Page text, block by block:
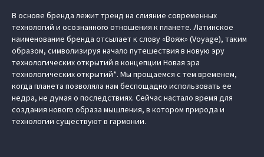
В основе бренда лежит тренд на слияние современных
технологий и осознанного отношения к планете. Латинское
наименование бренда отсылает к слову «Вояж» (Voyage), таким
образом, символизируя начало путешествия в новую эру
технологических открытий в концепции Новая эра
технологических открытий*. Мы прощаемся с тем временем,
когда планета позволяла нам беспощадно использовать ее
недра, не думая о последствиях. Сейчас настало время для
создания нового образа мышления, в котором природа и
технологии существуют в гармонии.